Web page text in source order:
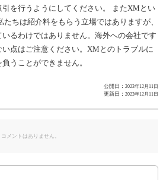
を行うようにしてください。 またXMとい
ちは紹介料をもらう立場ではありますが、
るわけではありません。海外への会社です
点はご注意ください。XMとのトラブルに
うことができません。
公開日： 2023年12月11日
更新日： 2023年12月11日
コメントはありません。